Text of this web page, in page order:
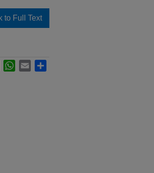
to Full Text
LinkedInWhatsApp
Email